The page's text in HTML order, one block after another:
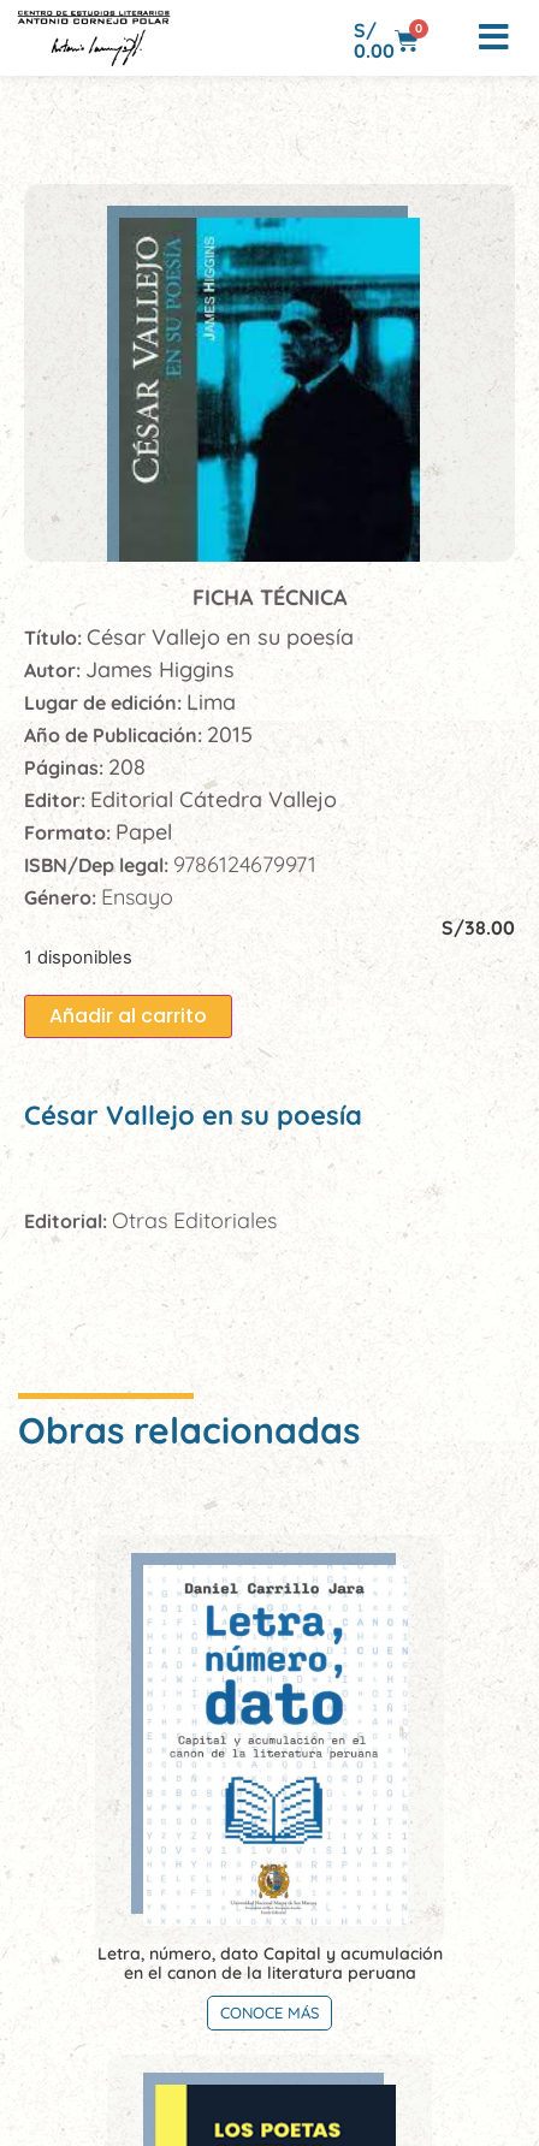
S/
0.00
0
FICHA TÉCNICA
Título: César Vallejo en su poesía
Autor: James Higgins
Lugar de edición: Lima
Año de Publicación: 2015
Páginas: 208
Editor:Editorial Cátedra Vallejo
Formato: Papel
ISBN/Dep legal: 9786124679971
Género: Ensayo
S/38.00
1 disponibles
Añadir al carrito
César Vallejo en su poesía
Editorial: Otras Editoriales
Obras relacionadas
Letra, número, dato Capital y acumulación
en el canon de la literatura peruana
CONOCE MÁS